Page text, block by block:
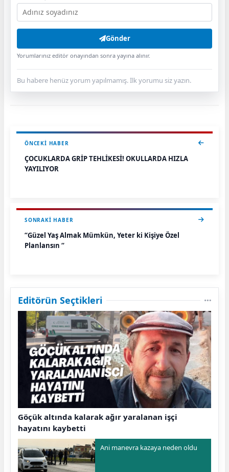
Gönder
Yorumlarınız editör onayından sonra yayına alınır.
Bu habere henüz yorum yapılmamış. İlk yorumu siz yazın.
ÖNCEKI HABER
ÇOCUKLARDA GRİP TEHLİKESİ! OKULLARDA HIZLA
YAYILIYOR
SONRAKI HABER
“Güzel Yaş Almak Mümkün, Yeter ki Kişiye Özel
Planlansın “
Editörün Seçtikleri
Göçük altında kalarak ağır yaralanan işçi
hayatını kaybetti
Ani manevra kazaya neden oldu